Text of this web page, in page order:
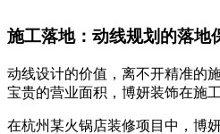
施工落地：动线规划的落地
动线设计的价值，离不开精准的
宝贵的营业面积，博妍装饰在施
在杭州某火锅店装修项目中，博